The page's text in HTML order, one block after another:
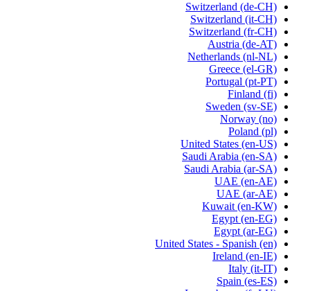
Switzerland (de-CH)
Switzerland (it-CH)
Switzerland (fr-CH)
Austria (de-AT)
Netherlands (nl-NL)
Greece (el-GR)
Portugal (pt-PT)
Finland (fi)
Sweden (sv-SE)
Norway (no)
Poland (pl)
United States (en-US)
Saudi Arabia (en-SA)
Saudi Arabia (ar-SA)
UAE (en-AE)
UAE (ar-AE)
Kuwait (en-KW)
Egypt (en-EG)
Egypt (ar-EG)
United States - Spanish (en)
Ireland (en-IE)
Italy (it-IT)
Spain (es-ES)